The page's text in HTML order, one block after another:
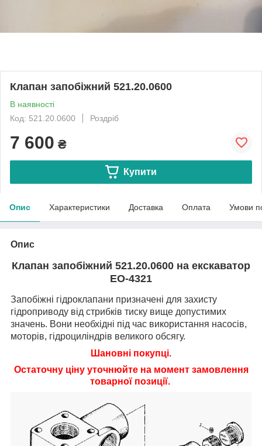
Клапан запобіжний 521.20.0600
В наявності
Код: 521.20.0600
Роздріб
7 600 ₴
Купити
Опис Характеристики Доставка Оплата Умови
Опис
Клапан запобіжний 521.20.0600 на екскаватор
ЕО-4321
Запобіжні гідроклапани призначені для захисту
гідроприводу від стрибків тиску вище допустимих
значень. Вони необхідні під час використання насосів,
моторів, гідроциліндрів великого обсягу.
Шановні покупці.
Остаточну ціну уточнюйте на момент замовлення
товарної позиції.